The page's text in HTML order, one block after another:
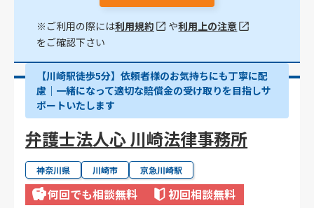
※ご利用の際には利用規約 や利用上の注意
をご確認下さい
【川崎駅徒歩5分】依頼者様のお気持ちにも丁寧に配
慮｜一緒になって適切な賠償金の受け取りを目指しサ
ポートいたします
弁護士法人心 川崎法律事務所
神奈川県 川崎市 京急川崎駅
何回でも相談無料 初回相談無料